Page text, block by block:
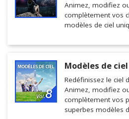
Animez, modifiez
complètement vos
modèles de ciel
Modèles de
Redéfinissez le ciel
Animez, modifiez
complètement vos
superbes modèles